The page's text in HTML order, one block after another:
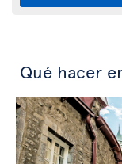
Qué hacer